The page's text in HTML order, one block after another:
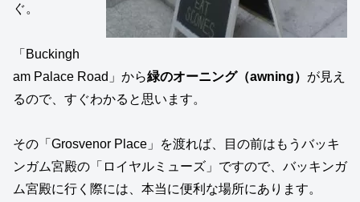
ぐ。
「Buckingh
am Palace Road」から緑のオーニング（awning） が見え
るので、すぐわかると思います。
その「Grosvenor Place」を渡れば、目の前はもうバッキ
ンガム宮殿の「ロイヤルミューズ」ですので、バッキンガ
ム宮殿に行く際には、本当に便利な場所にあります。